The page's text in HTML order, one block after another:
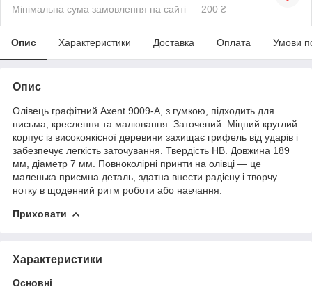
Мінімальна сума замовлення на сайті — 200 ₴
Опис Характеристики Доставка Оплата Умови
Опис
Олівець графітний Axent 9009-A, з гумкою , підходить для
письма, креслення та малювання. Заточений. Міцний круглий
корпус із високоякісної деревини захищає грифель від ударів і
забезпечує легкість заточування. Твердість HB. Довжина 189
мм, діаметр 7 мм. Повноколірні принти на олівці — це
маленька приємна деталь, здатна внести радісну і творчу
нотку в щоденний ритм роботи або навчання.
Приховати
Характеристики
Основні